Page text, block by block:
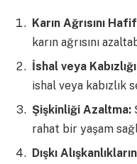
Karın Ağrısını
karın ağrısını
İshal veya
ishal veya kabızlık
Şişkinliği Azaltma:
rahat bir yaşam
Dışkı